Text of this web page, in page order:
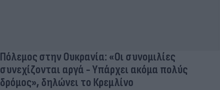
Πόλεμος στην Ουκρανία: «Οι συνομιλίες
συνεχίζονται αργά - Υπάρχει ακόμα πολύς
δρόμος», δηλώνει το Κρεμλίνο